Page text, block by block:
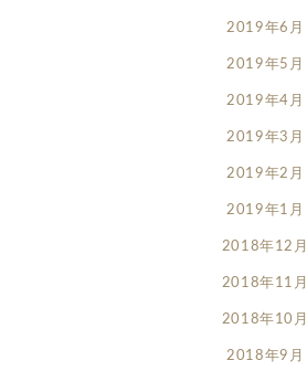
2019年6月
2019年5月
2019年4月
2019年3月
2019年2月
2019年1月
2018年12月
2018年11月
2018年10月
2018年9月